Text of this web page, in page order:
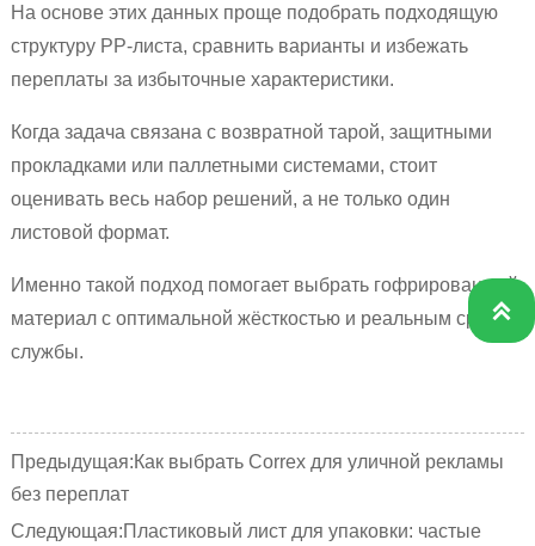
На основе этих данных проще подобрать подходящую
структуру PP-листа, сравнить варианты и избежать
переплаты за избыточные характеристики.
Когда задача связана с возвратной тарой, защитными
прокладками или паллетными системами, стоит
оценивать весь набор решений, а не только один
листовой формат.
Именно такой подход помогает выбрать гофрированный
материал с оптимальной жёсткостью и реальным сроком
службы.
Предыдущая:Как выбрать Correx для уличной рекламы
без переплат
Следующая:Пластиковый лист для упаковки: частые
